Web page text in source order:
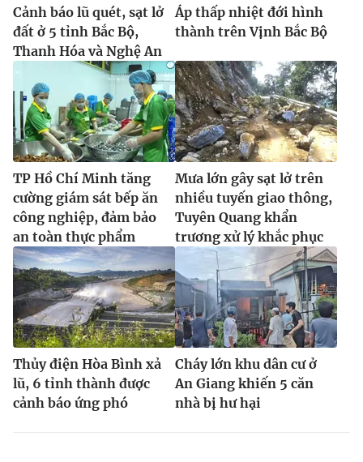
Cảnh báo lũ quét, sạt lở
đất ở 5 tỉnh Bắc Bộ,
Thanh Hóa và Nghệ An
Áp thấp nhiệt đới hình
thành trên Vịnh Bắc Bộ
TP Hồ Chí Minh tăng
cường giám sát bếp ăn
công nghiệp, đảm bảo
an toàn thực phẩm
Mưa lớn gây sạt lở trên
nhiều tuyến giao thông,
Tuyên Quang khẩn
trương xử lý khắc phục
Thủy điện Hòa Bình xả
lũ, 6 tỉnh thành được
cảnh báo ứng phó
Cháy lớn khu dân cư ở
An Giang khiến 5 căn
nhà bị hư hại